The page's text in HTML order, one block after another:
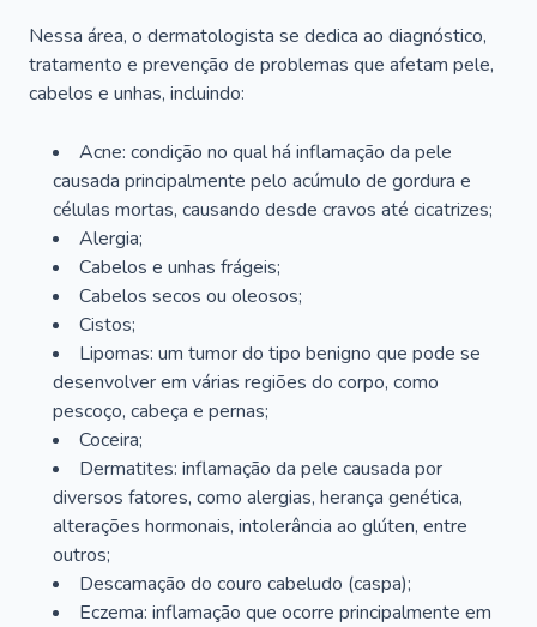
Nessa área, o dermatologista se dedica ao diagnóstico,
tratamento e prevenção de problemas que afetam pele,
cabelos e unhas, incluindo:
Acne: condição no qual há inflamação da pele
causada principalmente pelo acúmulo de gordura e
células mortas, causando desde cravos até cicatrizes;
Alergia;
Cabelos e unhas frágeis;
Cabelos secos ou oleosos;
Cistos;
Lipomas: um tumor do tipo benigno que pode se
desenvolver em várias regiões do corpo, como
pescoço, cabeça e pernas;
Coceira;
Dermatites: inflamação da pele causada por
diversos fatores, como alergias, herança genética,
alterações hormonais, intolerância ao glúten, entre
outros;
Descamação do couro cabeludo (caspa);
Eczema: inflamação que ocorre principalmente em